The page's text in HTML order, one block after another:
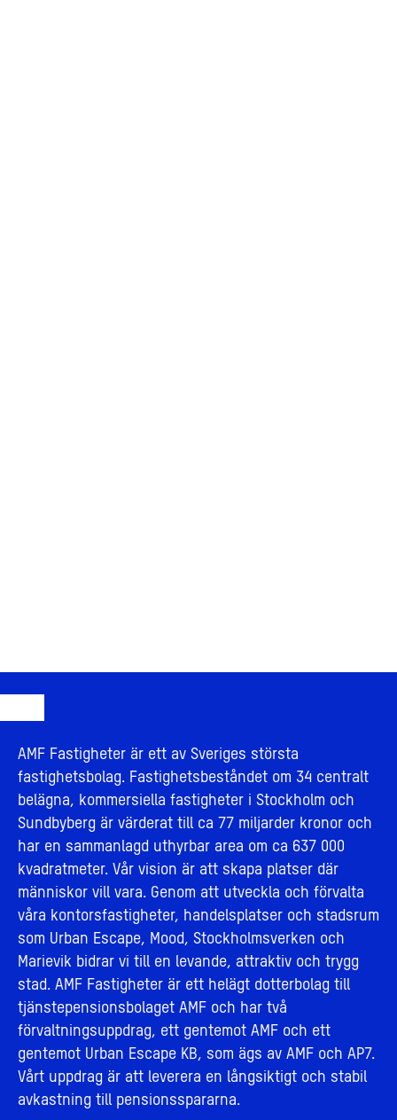
AMF Fastigheter är ett av Sveriges största
fastighetsbolag. Fastighetsbeståndet om 34 centralt
belägna, kommersiella fastigheter i Stockholm och
Sundbyberg är värderat till ca 77 miljarder kronor och
har en sammanlagd uthyrbar area om ca 637 000
kvadratmeter. Vår vision är att skapa platser där
människor vill vara. Genom att utveckla och förvalta
våra kontorsfastigheter, handelsplatser och stadsrum
som Urban Escape, Mood, Stockholmsverken och
Marievik bidrar vi till en levande, attraktiv och trygg
stad. AMF Fastigheter är ett helägt dotterbolag till
tjänstepensionsbolaget AMF och har två
förvaltningsuppdrag, ett gentemot AMF och ett
gentemot Urban Escape KB, som ägs av AMF och AP7.
Vårt uppdrag är att leverera en långsiktigt och stabil
avkastning till pensionsspararna.